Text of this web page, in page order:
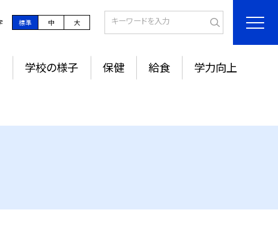
標準 中 大
学校の様子 保健 給食 学力向上